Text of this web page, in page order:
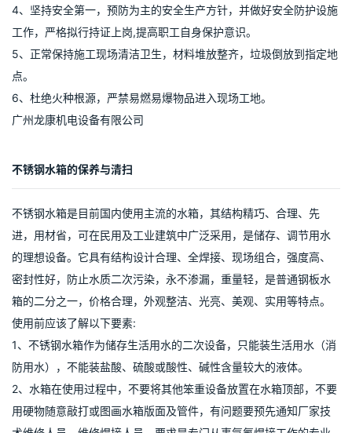
做好检验记录台帐。
4、 质量目标：产品交付客户一次验收合格率99%，客户满意度
≥85分。
五、安全生产和文明生产：
1、在施工期间，在总承包方的领导和指挥下，严格执行总承包方的
一系列规章制度。
3、加强安全教育，严格执行安全生产的各项规章制度，对施工人员
4、坚持安全第一，预防为主的安全生产方针，并做好安全防护设施
工作，严格拟行持证上岗,提高职工自身保护意识。
5、正常保持施工现场清洁卫生，材料堆放整齐，垃圾倒放到指定地
点。
6、杜绝火种根源，严禁易燃易爆物品进入现场工地。
广州龙康机电设备有限公司
不锈钢水箱的保养与清扫
不锈钢水箱是目前国内使用主流的水箱，其结构精巧、合理、先